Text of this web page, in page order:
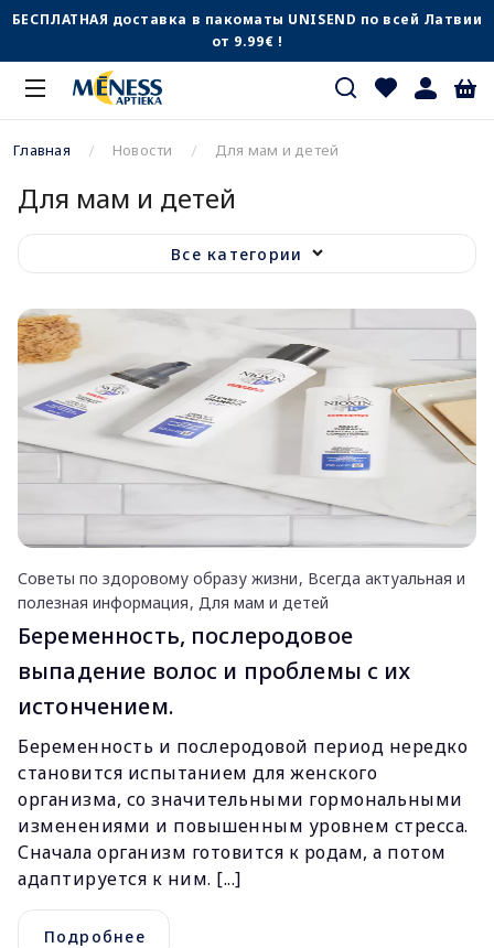
БЕСПЛАТНАЯ доставка в пакоматы UNISEND по всей Латвии
от 9.99€ !
Главная Новости Для мам и детей
Для мам и детей
Все категории
Советы по здоровому образу жизни Всегда актуальная и
полезная информация Для мам и детей
Беременность, послеродовое
выпадение волос и проблемы с их
истончением.
Беременность и послеродовой период нередко
становится испытанием для женского
организма, со значительными гормональными
изменениями и повышенным уровнем стресса.
Сначала организм готовится к родам, а потом
адаптируется к ним. [...]
Подробнее